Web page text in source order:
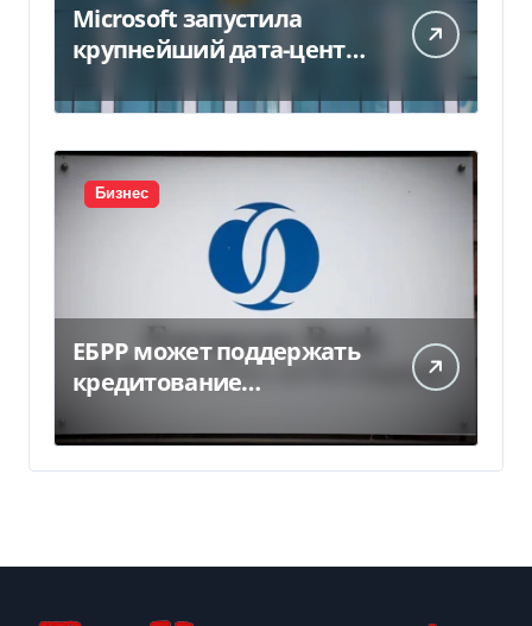
Microsoft запустила
крупнейший дата-центр
миллиарда
Бизнес
ЕБРР может поддержать
кредитование
300 млн евро — Delo.ua